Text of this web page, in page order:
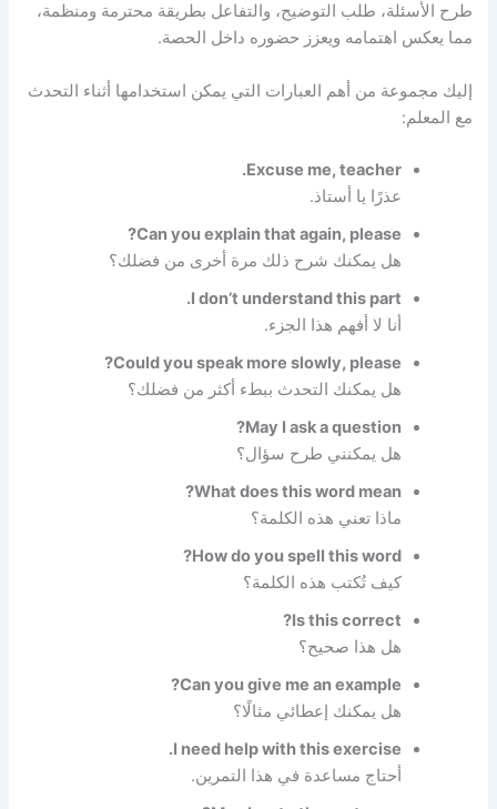
طرح الأسئلة، طلب التوضيح، والتفاعل بطريقة محترمة ومنظمة،
مما يعكس اهتمامه ويعزز حضوره داخل الحصة.
إليك مجموعة من أهم العبارات التي يمكن استخدامها أثناء التحدث
مع المعلم:
Excuse me, teacher.
عذرًا يا أستاذ.
Can you explain that again, please?
هل يمكنك شرح ذلك مرة أخرى من فضلك؟
I don’t understand this part.
أنا لا أفهم هذا الجزء.
Could you speak more slowly, please?
هل يمكنك التحدث ببطء أكثر من فضلك؟
May I ask a question?
هل يمكنني طرح سؤال؟
What does this word mean?
ماذا تعني هذه الكلمة؟
How do you spell this word?
كيف تُكتب هذه الكلمة؟
Is this correct?
هل هذا صحيح؟
Can you give me an example?
هل يمكنك إعطائي مثالًا؟
I need help with this exercise.
أحتاج مساعدة في هذا التمرين.